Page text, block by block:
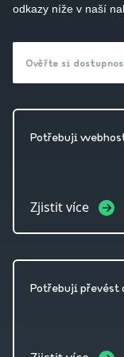
odkazy níže v naší
Ověřte si
Potřebuji
Zjistit více
Potřebuji převést